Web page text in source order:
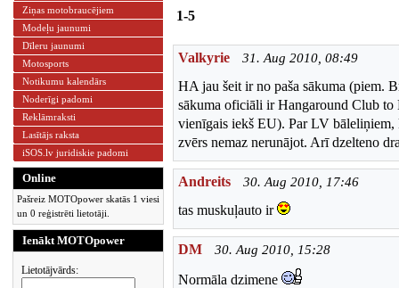
Ziņas motobraucējiem
Modeļu jaunumi
Dīleru jaunumi
Motosports
Notikumu kalendārs
Noderīgi padomi
Reklāmraksti
Lasītājs raksta
iSOS.lv juridiskie padomi
Online
Pašreiz MOTOpower skatās 1 viesi
un 0 reģistrēti lietotāji.
Ienākt MOTOpower
Lietotājvārds:
1-5
Valkyrie 31. Aug 2010, 08:49
HA jau šeit ir no paša sākuma (piem.
sākuma oficiāli ir Hangaround Club
vienīgais iekš EU). Par LV
zvērs nemaz nerunājot. Arī dzelteno
Andreits 30. Aug 2010, 17:46
tas muskuļauto ir
DM 30. Aug 2010, 15:28
Normāla dzimene